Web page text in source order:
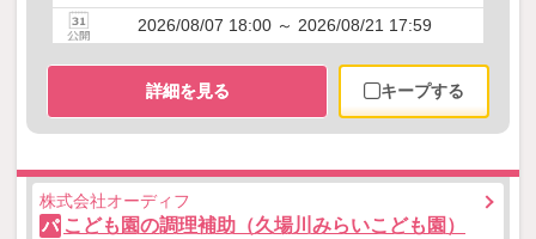
2026/08/07 18:00 ～ 2026/08/21 17:59
詳細を見る キープする
株式会社オーディフ
パ こども園の調理補助（久場川みらいこども園）